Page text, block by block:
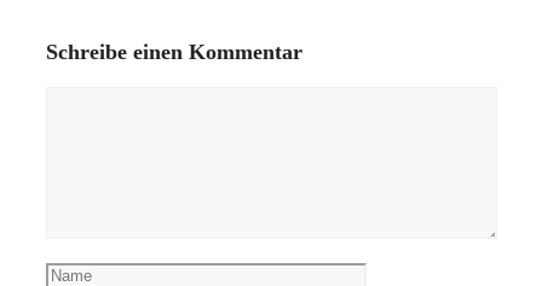
Schreibe einen Kommentar
Name